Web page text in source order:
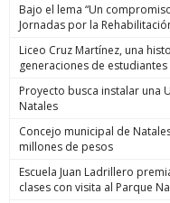
Bajo el lema “Un
Jornadas por la
Liceo Cruz Martínez, una
generaciones de
Proyecto busca instalar una
Natales
Concejo municipal de
millones de pesos
Escuela Juan Ladrillero
clases con visita al Parque